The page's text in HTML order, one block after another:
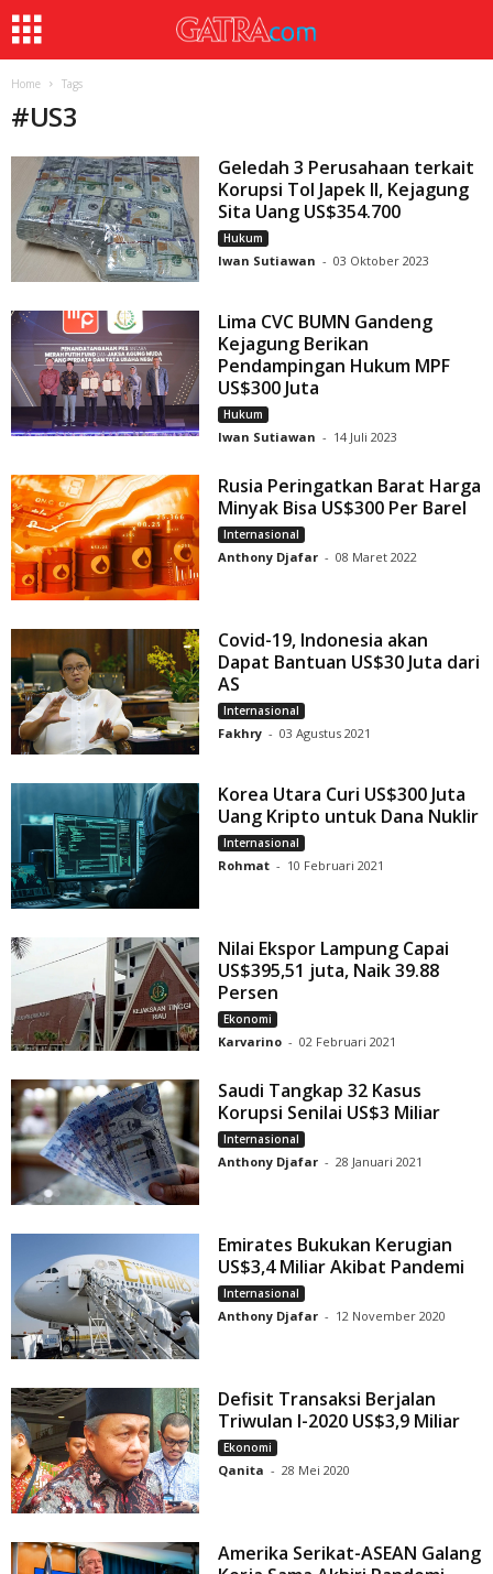
Home Tags
#US3
Geledah 3 Perusahaan terkait
Korupsi Tol Japek II, Kejagung
Sita Uang US$354.700
Hukum
Iwan Sutiawan - 03 Oktober 2023
Lima CVC BUMN Gandeng
Kejagung Berikan
Pendampingan Hukum MPF
US$300 Juta
Hukum
Iwan Sutiawan - 14 Juli 2023
Rusia Peringatkan Barat Harga
Minyak Bisa US$300 Per Barel
Internasional
Anthony Djafar - 08 Maret 2022
Covid-19, Indonesia akan
Dapat Bantuan US$30 Juta dari
AS
Internasional
Fakhry - 03 Agustus 2021
Korea Utara Curi US$300 Juta
Uang Kripto untuk Dana Nuklir
Internasional
Rohmat - 10 Februari 2021
Nilai Ekspor Lampung Capai
US$395,51 juta, Naik 39.88
Persen
Ekonomi
Karvarino - 02 Februari 2021
Saudi Tangkap 32 Kasus
Korupsi Senilai US$3 Miliar
Internasional
Anthony Djafar - 28 Januari 2021
Emirates Bukukan Kerugian
US$3,4 Miliar Akibat Pandemi
Internasional
Anthony Djafar - 12 November 2020
Defisit Transaksi Berjalan
Triwulan I-2020 US$3,9 Miliar
Ekonomi
Qanita - 28 Mei 2020
Amerika Serikat-ASEAN Galang